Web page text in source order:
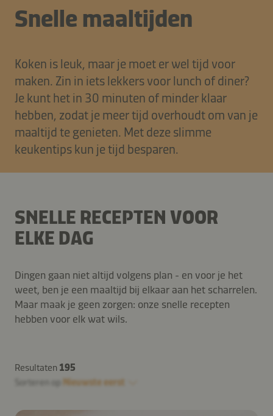
Snelle maaltijden
Koken is leuk, maar je moet er wel tijd voor
maken. Zin in iets lekkers voor lunch of diner?
Je kunt het in 30 minuten of minder klaar
hebben, zodat je meer tijd overhoudt om van je
maaltijd te genieten. Met deze slimme
keukentips kun je tijd besparen.
SNELLE RECEPTEN VOOR
ELKE DAG
Dingen gaan niet altijd volgens plan - en voor je het
weet, ben je een maaltijd bij elkaar aan het scharrelen.
Maar maak je geen zorgen: onze snelle recepten
hebben voor elk wat wils.
Resultaten 195
Nieuwste eerst